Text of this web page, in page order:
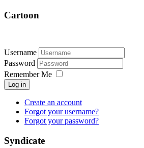
Cartoon
Username
Password
Remember Me
Log in
Create an account
Forgot your username?
Forgot your password?
Syndicate